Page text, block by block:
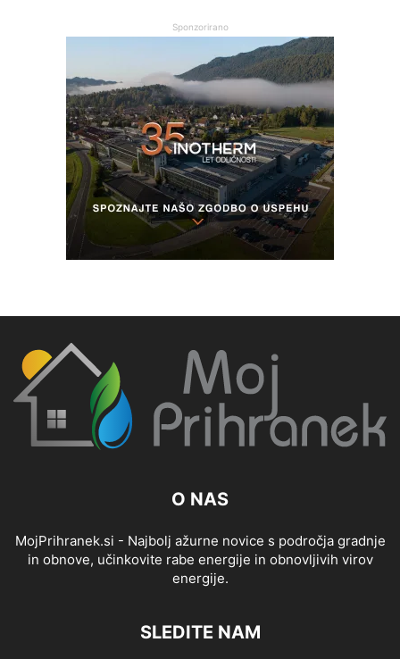
Sponzorirano
O NAS
MojPrihranek.si - Najbolj ažurne novice s področja gradnje
in obnove, učinkovite rabe energije in obnovljivih virov
energije.
SLEDITE NAM